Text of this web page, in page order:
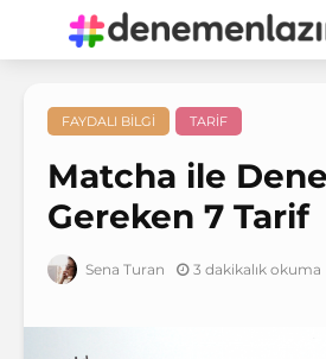
FAYDALI BILGI TARIF
Matcha ile
Gereken 7 Tarif
Sena Turan 3 dakikalık okuma